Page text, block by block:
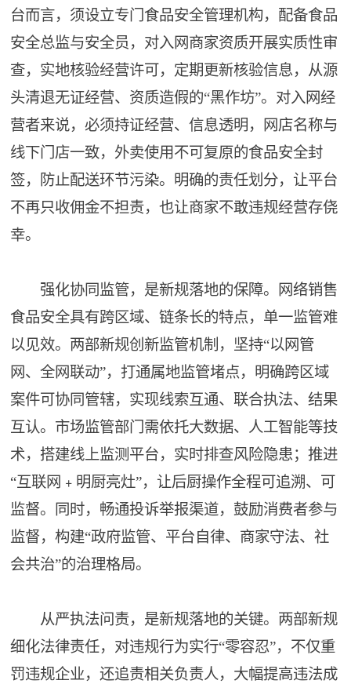
台而言，须设立专门食品安全管理机构，配备食品
安全总监与安全员，对入网商家资质开展实质性审
查，实地核验经营许可，定期更新核验信息，从源
头清退无证经营、资质造假的“黑作坊”。对入网经
营者来说，必须持证经营、信息透明，网店名称与
线下门店一致，外卖使用不可复原的食品安全封
签，防止配送环节污染。明确的责任划分，让平台
不再只收佣金不担责，也让商家不敢违规经营存侥
幸。
强化协同监管，是新规落地的保障。网络销售
食品安全具有跨区域、链条长的特点，单一监管难
以见效。两部新规创新监管机制，坚持“以网管
网、全网联动”，打通属地监管堵点，明确跨区域
案件可协同管辖，实现线索互通、联合执法、结果
互认。市场监管部门需依托大数据、人工智能等技
术，搭建线上监测平台，实时排查风险隐患；推进
“互联网﹢明厨亮灶”，让后厨操作全程可追溯、可
监督。同时，畅通投诉举报渠道，鼓励消费者参与
监督，构建“政府监管、平台自律、商家守法、社
会共治”的治理格局。
从严执法问责，是新规落地的关键。两部新规
细化法律责任，对违规行为实行“零容忍”，不仅重
罚违规企业，还追责相关负责人，大幅提高违法成